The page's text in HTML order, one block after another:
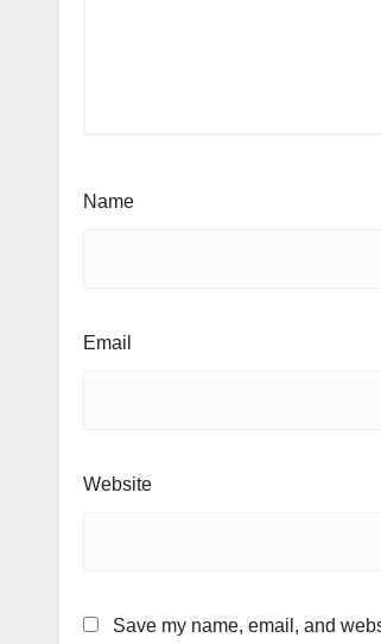
Name
Email
Website
Save my name, email, and